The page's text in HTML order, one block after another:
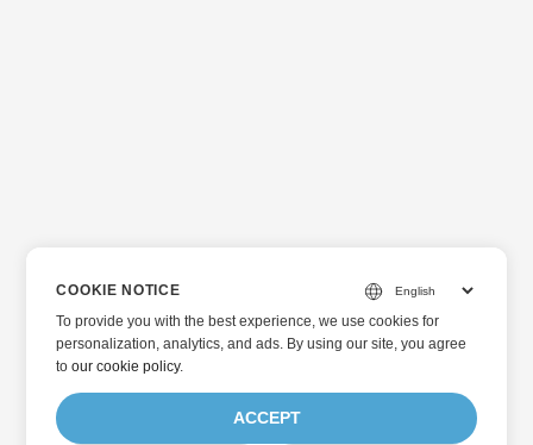
COOKIE NOTICE
To provide you with the best experience, we use cookies for
personalization, analytics, and ads. By using our site, you agree
toour cookie policy.
ACCEPT